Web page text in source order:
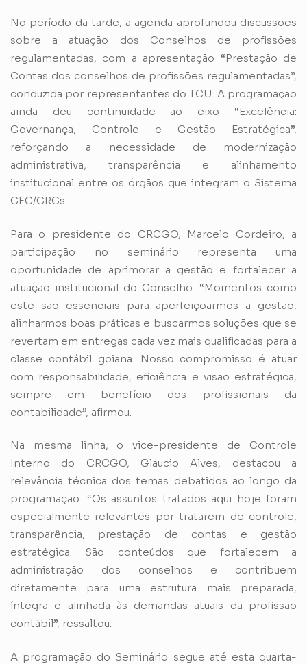
No período da tarde, a agenda aprofundou discussões
sobre a atuação dos Conselhos de profissões
regulamentadas, com a apresentação “Prestação de
Contas dos conselhos de profissões regulamentadas”,
conduzida por representantes do TCU. A programação
ainda deu continuidade ao eixo “Excelência:
Governança, Controle e Gestão Estratégica”,
reforçando a necessidade de modernização
administrativa, transparência e alinhamento
institucional entre os órgãos que integram o Sistema
CFC/CRCs.
Para o presidente do CRCGO, Marcelo Cordeiro, a
participação no seminário representa uma
oportunidade de aprimorar a gestão e fortalecer a
atuação institucional do Conselho. “Momentos como
este são essenciais para aperfeiçoarmos a gestão,
alinharmos boas práticas e buscarmos soluções que se
revertam em entregas cada vez mais qualificadas para a
classe contábil goiana. Nosso compromisso é atuar
com responsabilidade, eficiência e visão estratégica,
sempre em benefício dos profissionais da
contabilidade”, afirmou.
Na mesma linha, o vice-presidente de Controle
Interno do CRCGO, Glaucio Alves, destacou a
relevância técnica dos temas debatidos ao longo da
programação. “Os assuntos tratados aqui hoje foram
especialmente relevantes por tratarem de controle,
transparência, prestação de contas e gestão
estratégica. São conteúdos que fortalecem a
administração dos conselhos e contribuem
diretamente para uma estrutura mais preparada,
íntegra e alinhada às demandas atuais da profissão
contábil”, ressaltou.
A programação do Seminário segue até esta quarta-